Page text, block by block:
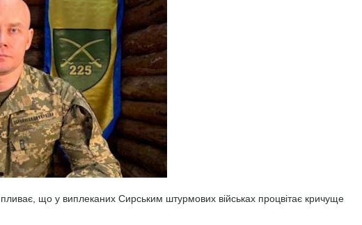
що у виплеканих Сирським штурмових військах процвітає кричуще